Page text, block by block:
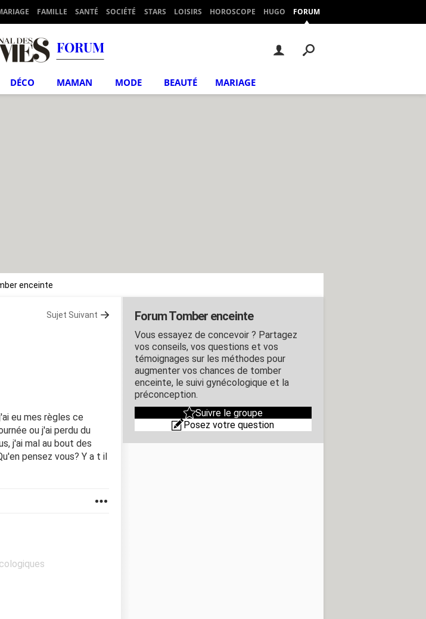
FAMILLE SANTÉ SOCIÉTÉ STARS LOISIRS HOROSCOPE HUGO FORUM
FORUM
DÉCO MAMAN MODE BEAUTÉ MARIAGE
enceinte
Sujet Suivant
eu mes règles ce
ou j'ai perdu du
j'ai mal au bout des
pensez vous? Y a t il
Forum Tomber enceinte
Vous essayez de concevoir ? Partagez
vos conseils, vos questions et vos
témoignages sur les méthodes pour
augmenter vos chances de tomber
enceinte, le suivi gynécologique et la
préconception.
Suivre le groupe
Posez votre question